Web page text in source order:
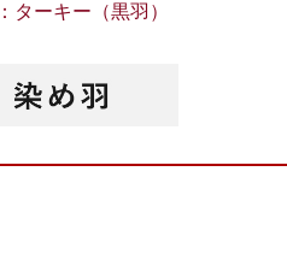
ターキー（黒羽）